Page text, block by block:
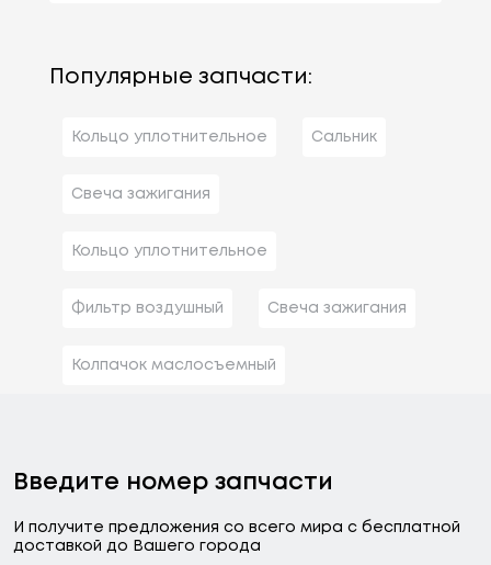
Популярные запчасти:
Кольцо уплотнительное Сальник
Свеча зажигания
Кольцо уплотнительное
Фильтр воздушный Свеча зажигания
Колпачок маслосъемный
Введите номер запчасти
И получите предложения со всего мира с бесплатной
доставкой до Вашего города